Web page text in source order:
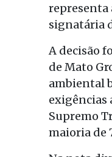
representa
signatária
A decisão
de Mato
ambiental
exigências
Supremo
maioria de